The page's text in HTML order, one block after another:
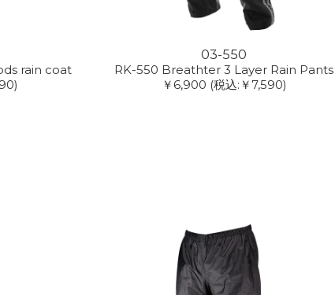
rain coat
03-550
RK-550 Breathter 3 Layer Rain Pants
￥6,900 (税込:￥7,590)